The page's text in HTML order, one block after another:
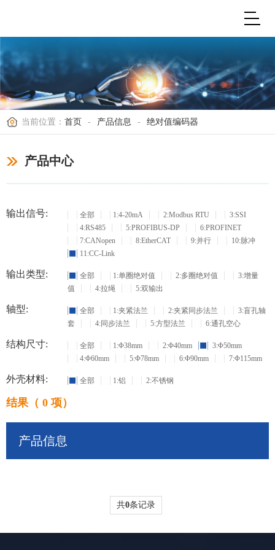
当前位置： 首页 - 产品信息 - 绝对值编码器
产品中心
输出信号: 全部 1:4-20mA 2:Modbus RTU
3:SSI
4:RS485
5:PROFIBUS-DP
6:PROFINET
7:CANopen
8:EtherCAT 9:并行
10:脉冲
11:CC-Link
输出类型: 全部 1:单圈绝对值 2:多圈绝对值
3:增量
值
4:拉绳 5:双输出
轴型: 全部 1:夹紧法兰 2:夹紧同步法兰
3:盲孔轴
套
4:同步法兰 5:方型法兰 6:通孔空心
结构尺寸: 全部 1:Φ38mm 2:Φ40mm
3:Φ50mm
4:Φ60mm
5:Φ78mm 6:Φ90mm 7:Φ115mm
外壳材料: 全部 1:铝 2:不锈钢
结果（ 0 项）
产品信息
共0条记录